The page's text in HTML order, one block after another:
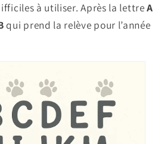
à utiliser. Après la lettreA
qui prend la relève pour l’année